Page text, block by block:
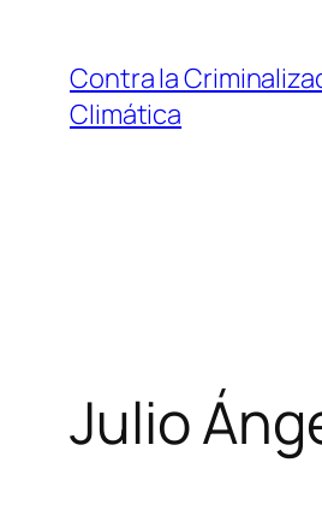
contenido
Contra la
Climática
Julio